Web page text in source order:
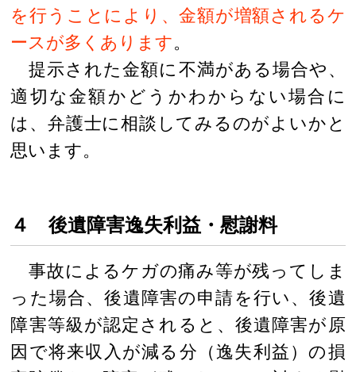
を行うことにより、金額が増額されるケ
ースが多くあります。
提示された金額に不満がある場合や、
適切な金額かどうかわからない場合に
は、弁護士に相談してみるのがよいかと
思います。
４ 後遺障害逸失利益・慰謝料
事故によるケガの痛み等が残ってしま
った場合、後遺障害の申請を行い、後遺
障害等級が認定されると、後遺障害が原
因で将来収入が減る分（逸失利益）の損